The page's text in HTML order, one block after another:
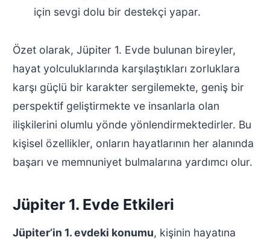
için sevgi dolu bir destekçi yapar.
Özet olarak, Jüpiter 1. Evde bulunan bireyler,
hayat yolculuklarında karşılaştıkları zorluklara
karşı güçlü bir karakter sergilemekte, geniş bir
perspektif geliştirmekte ve insanlarla olan
ilişkilerini olumlu yönde yönlendirmektedirler. Bu
kişisel özellikler, onların hayatlarının her alanında
başarı ve memnuniyet bulmalarına yardımcı olur.
Jüpiter 1. Evde Etkileri
Jüpiter’in 1. evdeki konumu, kişinin hayatına